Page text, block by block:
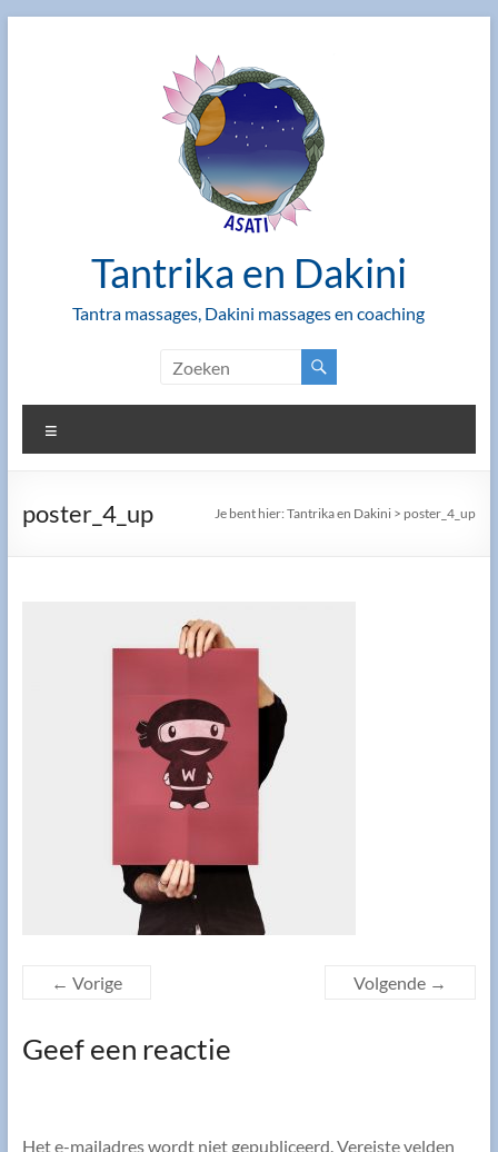
Tantrika en Dakini
Tantra massages, Dakini massages en coaching
poster_4_up Je bent hier:Tantrika en Dakini > poster_4_up
← Vorige Volgende →
Geef een reactie
Het e-mailadres wordt niet gepubliceerd.Vereiste velden